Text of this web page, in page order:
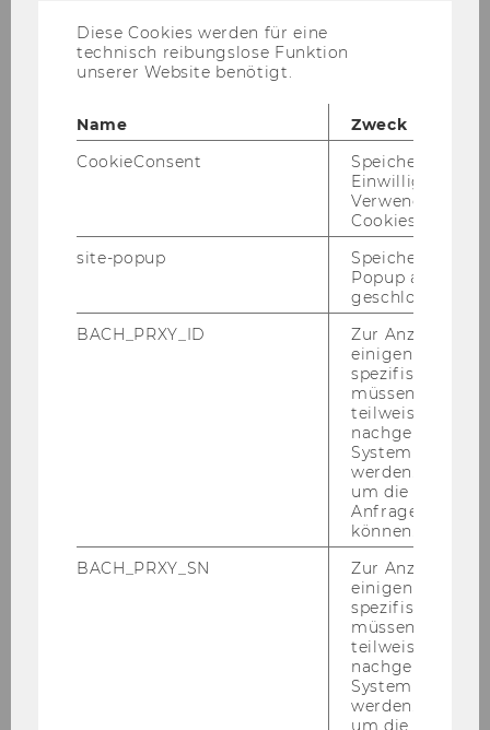
Associate Professor
WU (Vi­en­na Uni­ver­si­ty of Eco­no­mics and Busi­
De­part­ment of In­for­ma­ti­on Sys­tems and Ope­
In­sti­tu­te for Pro­duc­tion Ma­nage­ment
Welt­han­dels­platz 1, 1020 Vi­en­na, Aus­tria
of­fice hours: by ap­point­ment (e-​mail)
Background
Lena holds a Di­plo­ma in Busi­ness Ma­the­ma­tics
from Vi­en­na Uni­ver­si­ty of Tech­no­lo­gy, a PhD in
Lo­gistics and Ope­ra­ti­ons Ma­nage­ment from
Uni­ver­si­ty of Vi­en­na and a ha­bi­li­ta­ti­on in Busi­
ness Ad­mi­nis­tra­ti­on from WU Vi­en­na Uni­ver­si­
ty of Eco­no­mics and Busi­ness. Her re­se­arch in­
Diese Cookies werden für eine
technisch reibungslose Funktion
unserer Website benötigt.
Name
Zweck
CookieConsent
Speichert Ihre
Einwilligung zur
Verwendung von
Cookies.
site-popup
Speichert ob ein
Popup
geschlossen
BACH_PRXY_ID
Zur Anzeige von
einigen WU-
spezifischen
müssen
teilweise von
nachgelagerten
System
werden.
um die Antwort
Anfrage
können.
BACH_PRXY_SN
Zur Anzeige von
einigen WU-
spezifischen
müssen
teilweise von
nachgelagerten
System
werden.
um die Antwort